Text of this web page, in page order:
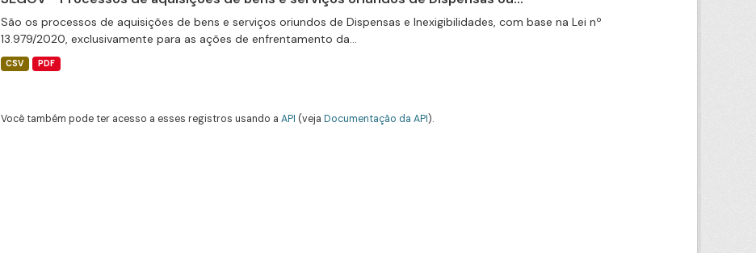
São os processos de aquisições de bens e serviços oriundos de Dispensas e Inexigibilidades, com base na Lei nº
13.979/2020, exclusivamente para as ações de enfrentamento da...
CSV PDF
Você também pode ter acesso a esses registros usando a API (veja Documentação da API).